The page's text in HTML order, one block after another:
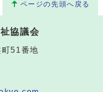
ページの先頭へ戻る
協議会
51番地